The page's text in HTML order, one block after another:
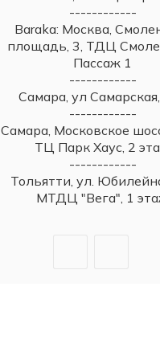
------------
Baraka: Москва,
площадь, 3, ТДЦ
Пассаж 1
------------
Самара, ул
------------
Самара, Московское
ТЦ Парк Хаус, 2
------------
Тольятти, ул.
МТДЦ "Вега", 1